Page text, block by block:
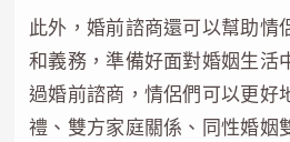
此外，婚前諮商還可以幫助情
和義務，準備好面對婚姻生活
過婚前諮商，情侶們可以更好
禮、雙方家庭關係、同性婚姻